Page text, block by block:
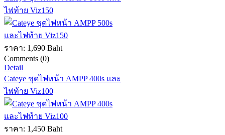
ไฟท้าย Viz150
ราคา: 1,690 Baht
Comments (0)
Detail
Cateye ชุดไฟหน้า AMPP 400s และ
ไฟท้าย Viz100
ราคา: 1,450 Baht